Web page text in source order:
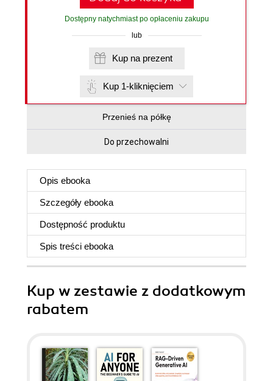
Dostępny natychmiast po opłaceniu zakupu
lub
Kup na prezent
Kup 1-kliknięciem
Przenieś na półkę
Do przechowalni
Opis ebooka
Szczegóły ebooka
Dostępność produktu
Spis treści ebooka
Kup w zestawie z dodatkowym
rabatem